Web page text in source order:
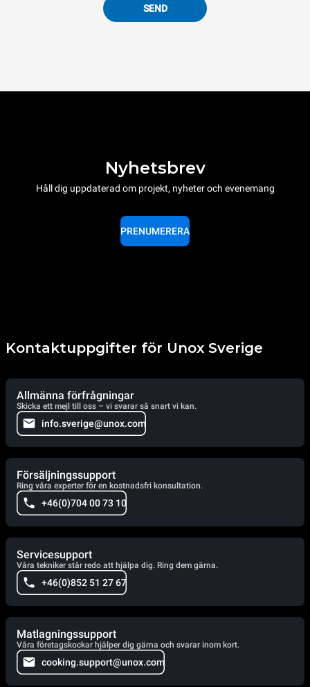
SEND
Nyhetsbrev
Håll dig uppdaterad om projekt, nyheter och evenemang
PRENUMERERA
Kontaktuppgifter för Unox Sverige
Allmänna förfrågningar
Skicka ett mejl till oss – vi svarar så snart vi kan.
info.sverige@unox.com
Försäljningssupport
Ring våra experter för en kostnadsfri konsultation.
+46(0)704 00 73 10
Servicesupport
Våra tekniker står redo att hjälpa dig. Ring dem gärna.
+46(0)852 51 27 67
Matlagningssupport
Våra företagskockar hjälper dig gärna och svarar inom kort.
cooking.support@unox.com